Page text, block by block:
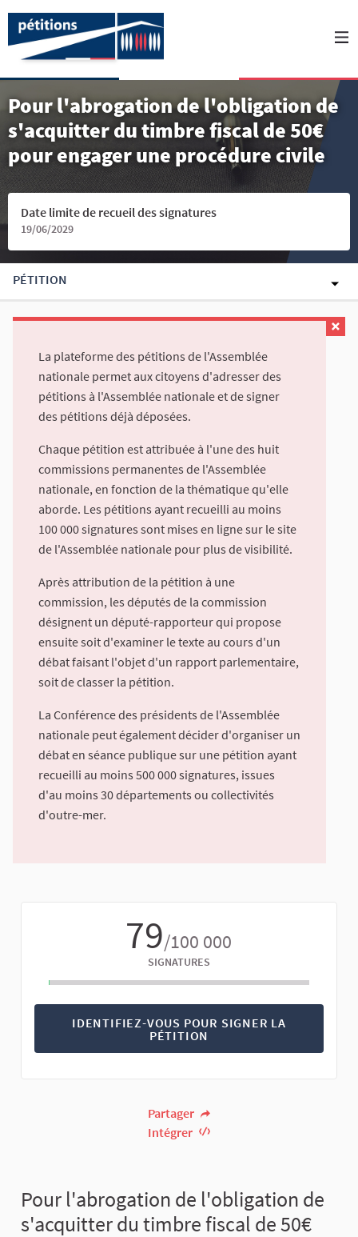
Pour l'abrogation de l'obligation de
s'acquitter du timbre fiscal de 50€
pour engager une procédure civile
Date limite de recueil des signatures
19/06/2029
PÉTITION
La plateforme des pétitions de l'Assemblée
nationale permet aux citoyens d'adresser des
pétitions à l'Assemblée nationale et de signer
des pétitions déjà déposées.
Chaque pétition est attribuée à l'une des huit
commissions permanentes de l'Assemblée
nationale, en fonction de la thématique qu'elle
aborde. Les pétitions ayant recueilli au moins
100 000 signatures sont mises en ligne sur le site
de l'Assemblée nationale pour plus de visibilité.
Après attribution de la pétition à une
commission, les députés de la commission
désignent un député-rapporteur qui propose
ensuite soit d'examiner le texte au cours d'un
débat faisant l'objet d'un rapport parlementaire,
soit de classer la pétition.
La Conférence des présidents de l'Assemblée
nationale peut également décider d'organiser un
débat en séance publique sur une pétition ayant
recueilli au moins 500 000 signatures, issues
d'au moins 30 départements ou collectivités
d'outre-mer.
79/100 000
SIGNATURES
IDENTIFIEZ-VOUS POUR SIGNER LA
PÉTITION
Partager
Intégrer
Pour l'abrogation de l'obligation de
s'acquitter du timbre fiscal de 50€